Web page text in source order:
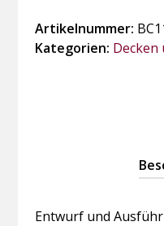
Artikelnummer:
Kategorien: Decken
Entwurf und